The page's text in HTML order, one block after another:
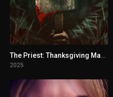
The Priest: Thanksgiving Massacre
2025